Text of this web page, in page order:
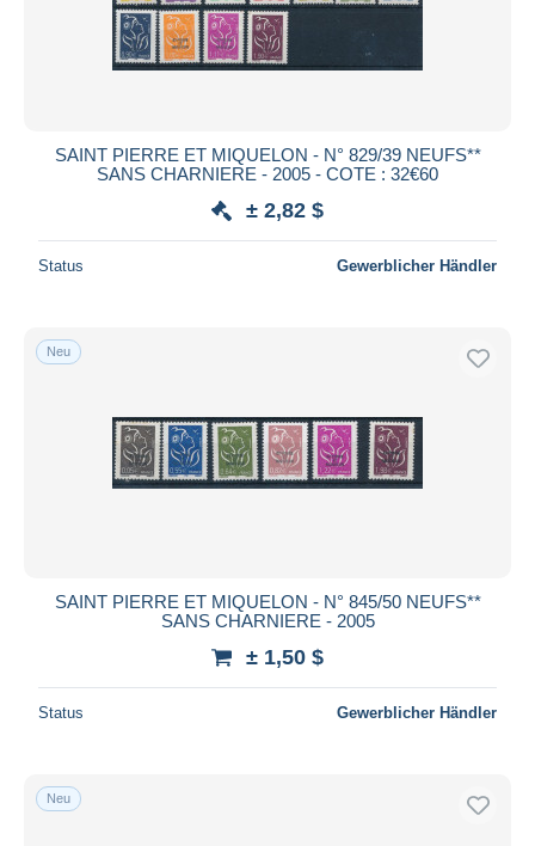
SAINT PIERRE ET MIQUELON - N° 829/39 NEUFS**
SANS CHARNIERE - 2005 - COTE : 32€60
± 2,82 $
Status Gewerblicher Händler
Neu
SAINT PIERRE ET MIQUELON - N° 845/50 NEUFS**
SANS CHARNIERE - 2005
± 1,50 $
Status Gewerblicher Händler
Neu